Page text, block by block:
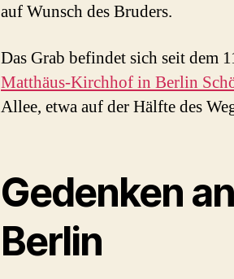
auf Wunsch des Bruders.
Das Grab befindet sich seit dem
Matthäus-Kirchhof in Berlin
Allee, etwa auf der Hälfte des
Gedenken
Berlin